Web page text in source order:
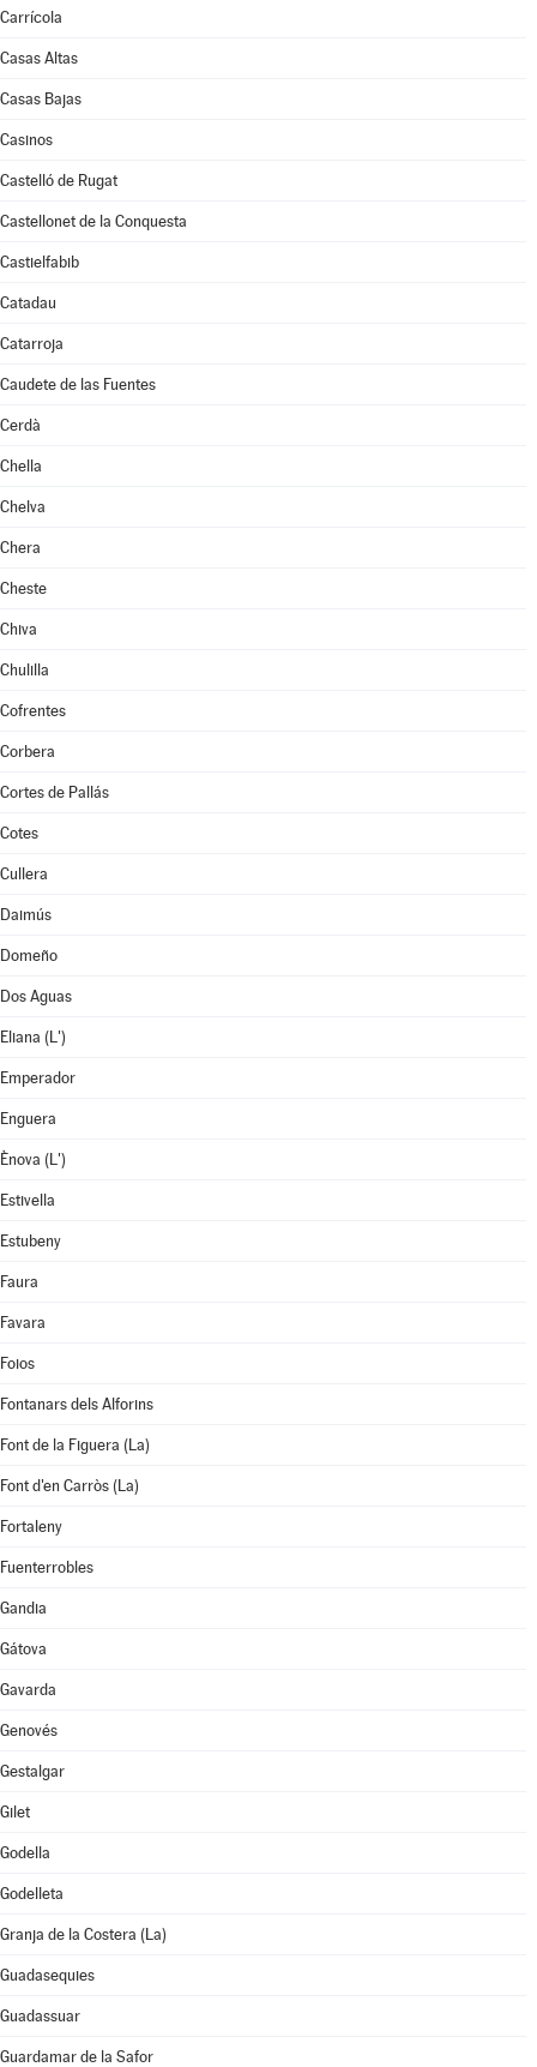
Carrícola
Casas Altas
Casas Bajas
Casinos
Castelló de Rugat
Castellonet de la Conquesta
Castielfabib
Catadau
Catarroja
Caudete de las Fuentes
Cerdà
Chella
Chelva
Chera
Cheste
Chiva
Chulilla
Cofrentes
Corbera
Cortes de Pallás
Cotes
Cullera
Daimús
Domeño
Dos Aguas
Eliana (L')
Emperador
Enguera
Ènova (L')
Estivella
Estubeny
Faura
Favara
Foios
Fontanars dels Alforins
Font de la Figuera (La)
Font d'en Carròs (La)
Fortaleny
Fuenterrobles
Gandia
Gátova
Gavarda
Genovés
Gestalgar
Gilet
Godella
Godelleta
Granja de la Costera (La)
Guadasequies
Guadassuar
Guardamar de la Safor